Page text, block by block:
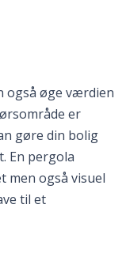
også øge værdien
er
gøre din bolig
En pergola
men også visuel
til et